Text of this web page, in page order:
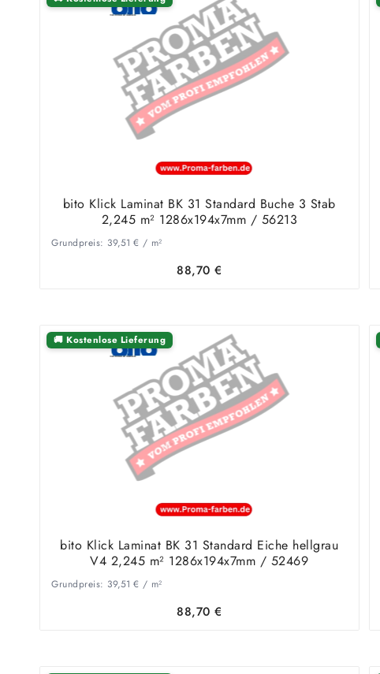
bito Klick Laminat BK 31 Standard Buche 3 Stab
2,245 m² 1286x194x7mm / 56213
Grundpreis: 39,51 € / m²
88,70€
🚚 Kostenlose Lieferung
bito Klick Laminat BK 31 Standard Eiche hellgrau
V4 2,245 m² 1286x194x7mm / 52469
Grundpreis: 39,51 € / m²
88,70€